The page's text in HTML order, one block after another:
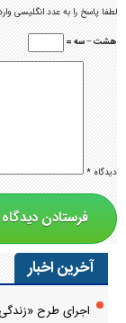
لطفا پاسخ را به عدد انگلیسی
هشت − سه =
دیدگاه*
آخرین اخبار
اجرای طرح